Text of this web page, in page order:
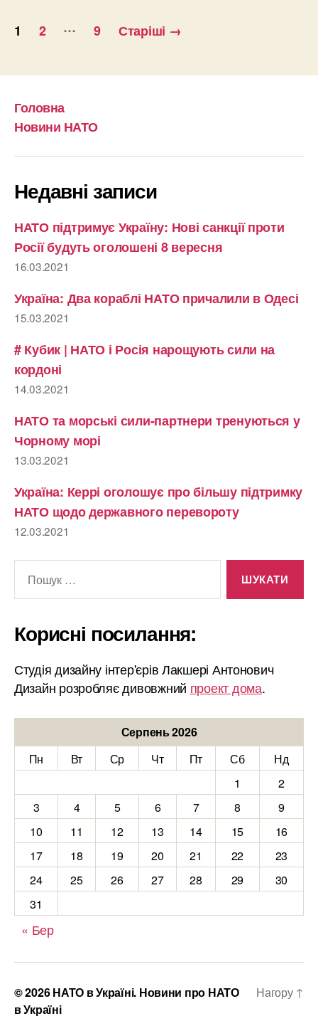
Пагінація
1 2 … 9 Старіші →
Головна
Новини НАТО
Недавні записи
НАТО підтримує Україну: Нові санкції проти
Росії будуть оголошені 8 вересня
16.03.2021
Україна: Два кораблі НАТО причалили в Одесі
15.03.2021
# Кубик | НАТО і Росія нарощують сили на
кордоні
14.03.2021
НАТО та морські сили-партнери тренуються у
Чорному морі
13.03.2021
Україна: Керрі оголошує про більшу підтримку
НАТО щодо державного перевороту
12.03.2021
Корисні посилання:
Студія дизайну інтер'єрів Лакшері Антонович
Дизайн розробляє дивовжний проект дома.
Серпень 2026
Пн
Вт Ср Чт Пт Сб
Нд
1
2
3
4 5 6 7 8
9
10
11 12 13 14 15
16
17
18 19 20 21 22
23
24
25 26 27 28 29
30
31
« Бер
© 2026НАТО в Україні. Новини про НАТО
в Україні
Нагору ↑